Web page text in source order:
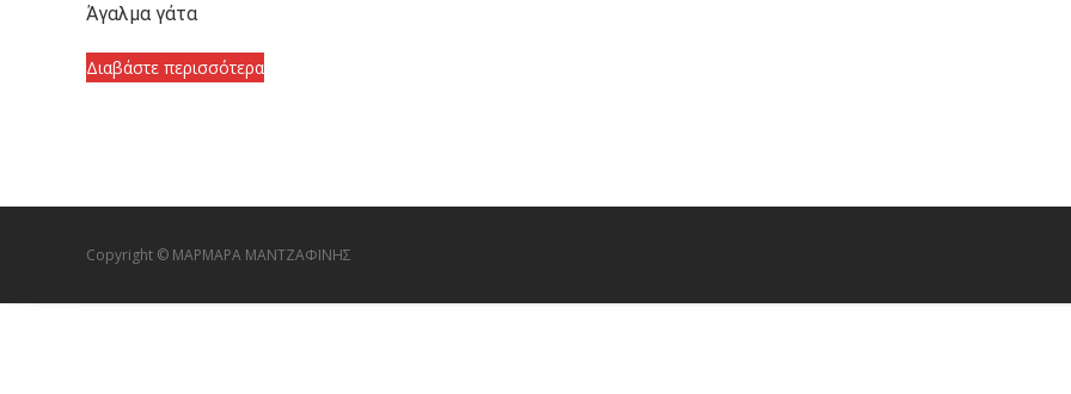
Άγαλμα γάτα
Διαβάστε περισσότερα
Copyright © ΜΑΡΜΑΡΑ ΜΑΝΤΖΑΦΙΝΗΣ